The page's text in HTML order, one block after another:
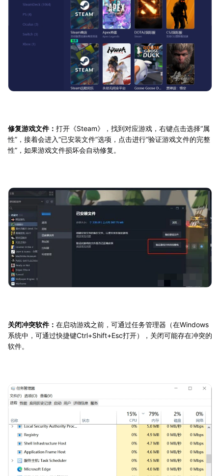
修复游戏文件： 打开《Steam》，找到对应游戏，右键点击选择“属
性”，接着会进入“已安装文件”选项，点击进行“验证游戏文件的完整
性”，如果游戏文件损坏会自动修复。
关闭冲突软件： 在启动游戏之前，可通过任务管理器（在Windows
系统中，可通过快捷键Ctrl+Shift+Esc打开），关闭可能存在冲突的
软件。